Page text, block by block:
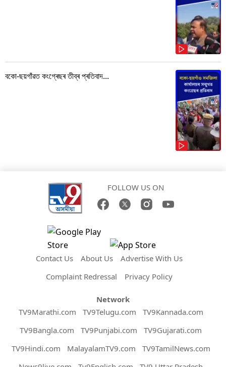
বকো-ছয়গাঁৱত কংগ্ৰেছৰ তীব্ৰ প্ৰতিবাদ...
FOLLOW US ON
Contact Us About Us
Advertise With Us
Complaint Redressal
Privacy Policy
Network
TV9Marathi.com
TV9Telugu.com
TV9Kannada.com
TV9Bangla.com
TV9Punjabi.com
TV9Gujarati.com
TV9Hindi.com
MalayalamTV9.com
TV9TamilNews.com